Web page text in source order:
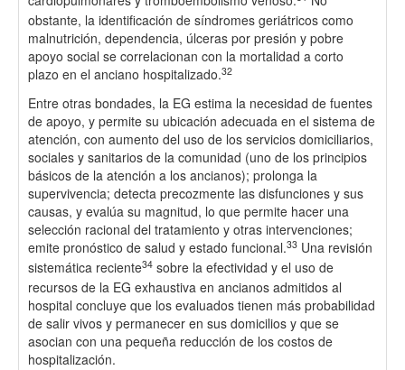
obstante, la identificación de síndromes geriátricos como
malnutrición, dependencia, úlceras por presión y pobre
apoyo social se correlacionan con la mortalidad a corto
plazo en el anciano hospitalizado.32
Entre otras bondades, la EG estima la necesidad de fuentes
de apoyo, y permite su ubicación adecuada en el sistema de
atención, con aumento del uso de los servicios domiciliarios,
sociales y sanitarios de la comunidad (uno de los principios
básicos de la atención a los ancianos); prolonga la
supervivencia; detecta precozmente las disfunciones y sus
causas, y evalúa su magnitud, lo que permite hacer una
selección racional del tratamiento y otras intervenciones;
emite pronóstico de salud y estado funcional.33 Una revisión
sistemática reciente34 sobre la efectividad y el uso de
recursos de la EG exhaustiva en ancianos admitidos al
hospital concluye que los evaluados tienen más probabilidad
de salir vivos y permanecer en sus domicilios y que se
asocian con una pequeña reducción de los costos de
hospitalización.